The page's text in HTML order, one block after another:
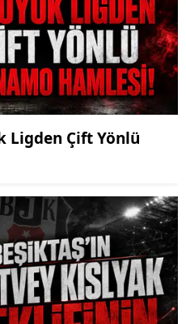
Ligden Çift Yönlü